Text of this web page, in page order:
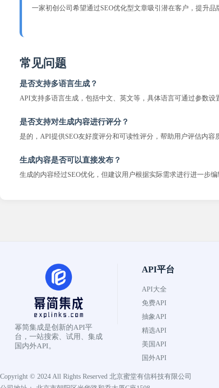
一家初创公司希望通过SEO优化型文章吸引潜在客户，提升品
常见问题
是否支持多语言生成？
API支持多语言生成，包括中文、英文等，具体语言可通过参数设
是否支持对生成内容进行评分？
是的，API提供SEO友好度评分和可读性评分，帮助用户评估内容
生成内容是否可以直接发布？
生成的内容经过SEO优化，但建议用户根据实际需求进行进一步
幂简集成是创新的API平
台，一站搜索、试用、集成
国内外API。
API平台
API大全
免费API
抽象API
精选API
美国API
国外API
Copyright © 2024 All Rights Reserved 北京蜜堂有信科技有限公司